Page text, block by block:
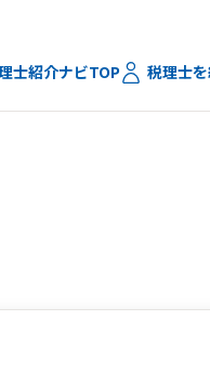
士紹介ナビTOP 税理士